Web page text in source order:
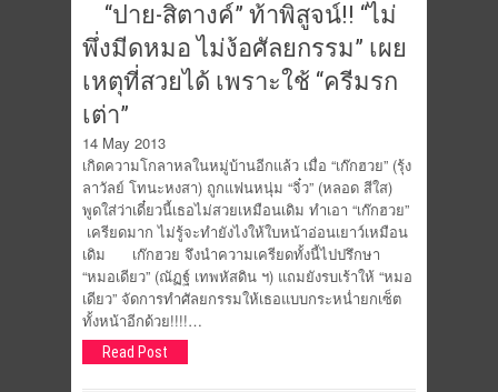
“ปาย-สิตางค์” ท้าพิสูจน์!! “ไม่
พึ่งมีดหมอ ไม่ง้อศัลยกรรม” เผย
เหตุที่สวยได้ เพราะใช้ “ครีมรก
เต่า”
14 May 2013
เกิดความโกลาหลในหมู่บ้านอีกแล้ว เมื่อ “เก๊กฮวย” (รุ้ง
ลาวัลย์ โทนะหงสา) ถูกแฟนหนุ่ม “จิ๋ว” (หลอด สีใส)
พูดใส่ว่าเดี๋ยวนี้เธอไม่สวยเหมือนเดิม ทำเอา “เก๊กฮวย”
เครียดมาก ไม่รู้จะทำยังไงให้ใบหน้าอ่อนเยาว์เหมือน
เดิม เก๊กฮวย จึงนำความเครียดทั้งนี้ไปปรึกษา
“หมอเดียว” (ณัฏฐ์ เทพหัสดิน ฯ) แถมยังรบเร้าให้ “หมอ
เดียว” จัดการทำศัลยกรรมให้เธอแบบกระหน่ำยกเซ็ต
ทั้งหน้าอีกด้วย!!!!…
Read Post